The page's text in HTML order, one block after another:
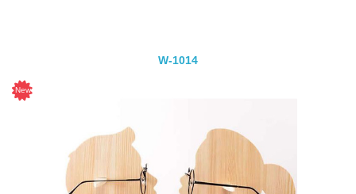
W-1014